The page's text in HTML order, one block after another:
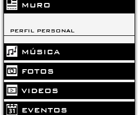
MURO
PERFIL PERSONAL
MÚSICA
FOTOS
VIDEOS
EVENTOS